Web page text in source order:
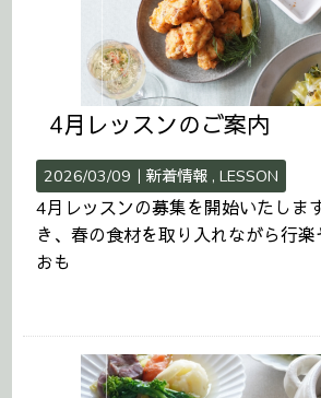
4月レッスンのご案内
2026/03/09｜新着情報 LESSON
4月レッスンの募集を開始いたしま
き、春の食材を取り入れながら行
おも